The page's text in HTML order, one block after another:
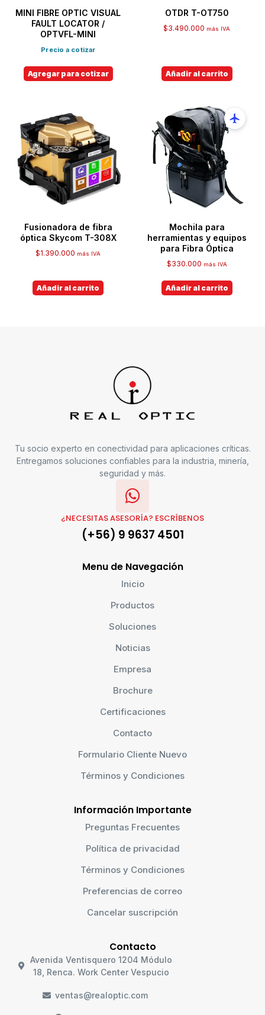
MINI FIBRE OPTIC VISUAL
FAULT LOCATOR /
OPTVFL-MINI
Precio a cotizar
Agregar para cotizar
OTDR T-OT750
$3.490.000 más IVA
Añadir al carrito
Fusionadora de fibra
óptica Skycom T-308X
$1.390.000 más IVA
Añadir al carrito
Mochila para
herramientas y equipos
para Fibra Óptica
$330.000 más IVA
Añadir al carrito
Tu socio experto en conectividad para aplicaciones críticas.
Entregamos soluciones confiables para la industria, minería,
seguridad y más.
¿NECESITAS ASESORÍA? ESCRÍBENOS
(+56) 9 9637 4501
Menu de Navegación
Inicio
Productos
Soluciones
Noticias
Empresa
Brochure
Certificaciones
Contacto
Formulario Cliente Nuevo
Términos y Condiciones
Información Importante
Preguntas Frecuentes
Política de privacidad
Términos y Condiciones
Preferencias de correo
Cancelar suscripción
Contacto
Avenida Ventisquero 1204 Módulo
18, Renca. Work Center Vespucio
ventas@realoptic.com